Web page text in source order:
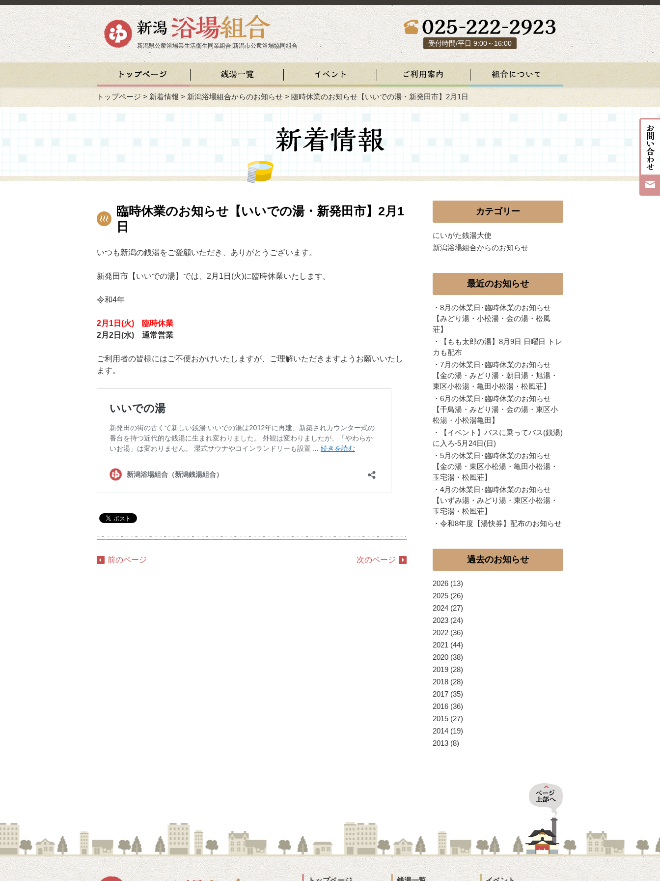
新潟県公衆浴場業生活衛生同業組合|新潟市公衆浴場協同組合 受付時間/平日 9:00～16:00
トップページ >新着情報 >新潟浴場組合からのお知らせ > 臨時休業のお知らせ【いいでの湯・新発田市】2月1日
臨時休業のお知らせ【いいでの湯・新発田市】2月1
日
いつも新潟の銭湯をご愛顧いただき、ありがとうございます。
新発田市【いいでの湯】では、2月1日(火)に臨時休業いたします。
令和4年
2月1日(火) 臨時休業
2月2日(水) 通常営業
ご利用者の皆様にはご不便おかけいたしますが、ご理解いただきますようお願いいたし
ます。
前のページ 次のページ
カテゴリー
にいがた銭湯大使
新潟浴場組合からのお知らせ
最近のお知らせ
・ 8月の休業日･臨時休業のお知らせ
【みどり湯・小松湯・金の湯・松風
荘】
・
【もも太郎の湯】8月9日 日曜日 トレ
カも配布
・ 7月の休業日･臨時休業のお知らせ
【金の湯・みどり湯・朝日湯・旭湯・
東区小松湯・亀田小松湯・松風荘】
・ 6月の休業日･臨時休業のお知らせ
【千鳥湯・みどり湯・金の湯・東区小
松湯・小松湯亀田】
・
【イベント】バスに乗ってバス(銭湯)
に入ろ-5月24日(日)
・ 5月の休業日･臨時休業のお知らせ
【金の湯・東区小松湯・亀田小松湯・
玉宅湯・松風荘】
・ 4月の休業日･臨時休業のお知らせ
【いずみ湯・みどり湯・東区小松湯・
玉宅湯・松風荘】
・ 令和8年度【湯快券】配布のお知らせ
過去のお知らせ
2026 (13)
2025 (26)
2024 (27)
2023 (24)
2022 (36)
2021 (44)
2020 (38)
2019 (28)
2018 (28)
2017 (35)
2016 (36)
2015 (27)
2014 (19)
2013 (8)